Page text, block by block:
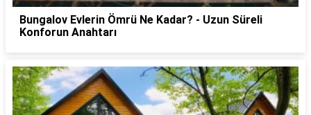
Bungalov Evlerin Ömrü Ne Kadar? - Uzun Süreli
Konforun Anahtarı